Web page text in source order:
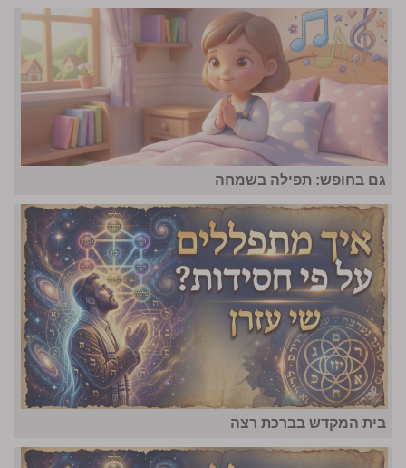
גם בחופש: תפילה בשמחה
בית המקדש בברכת רצה